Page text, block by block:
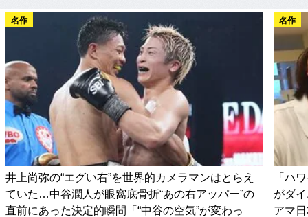
名作
井上尚弥の“エグい右”を世界的カメラマンはとらえ
ていた…中谷潤人が眼窩底骨折“あの右アッパー”の
直前にあった決定的瞬間「“中谷の空気”が変わっ
名作
「ハ
がダ
アマ